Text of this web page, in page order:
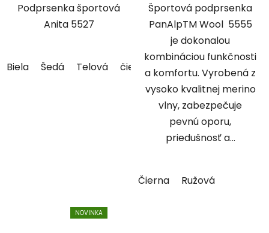
hviezdičiek.
Podprsenka športová
Anita 5527
Biela Šedá Telová čiernozlatá Arkade
Športová podprsenka
PanAlpTM Wool 5555
je dokonalou
kombináciou funkčnosti
a komfortu. Vyrobená z
vysoko kvalitnej merino
vlny, zabezpečuje
pevnú oporu,
priedušnosť a...
Čierna Ružová
NOVINKA